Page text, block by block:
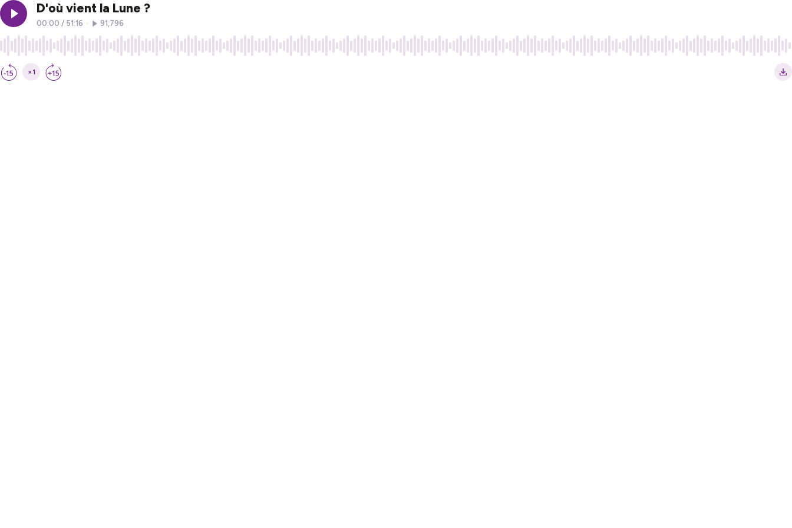
D'où vient la Lune ?
00:00 / 51:16 91,796
×1